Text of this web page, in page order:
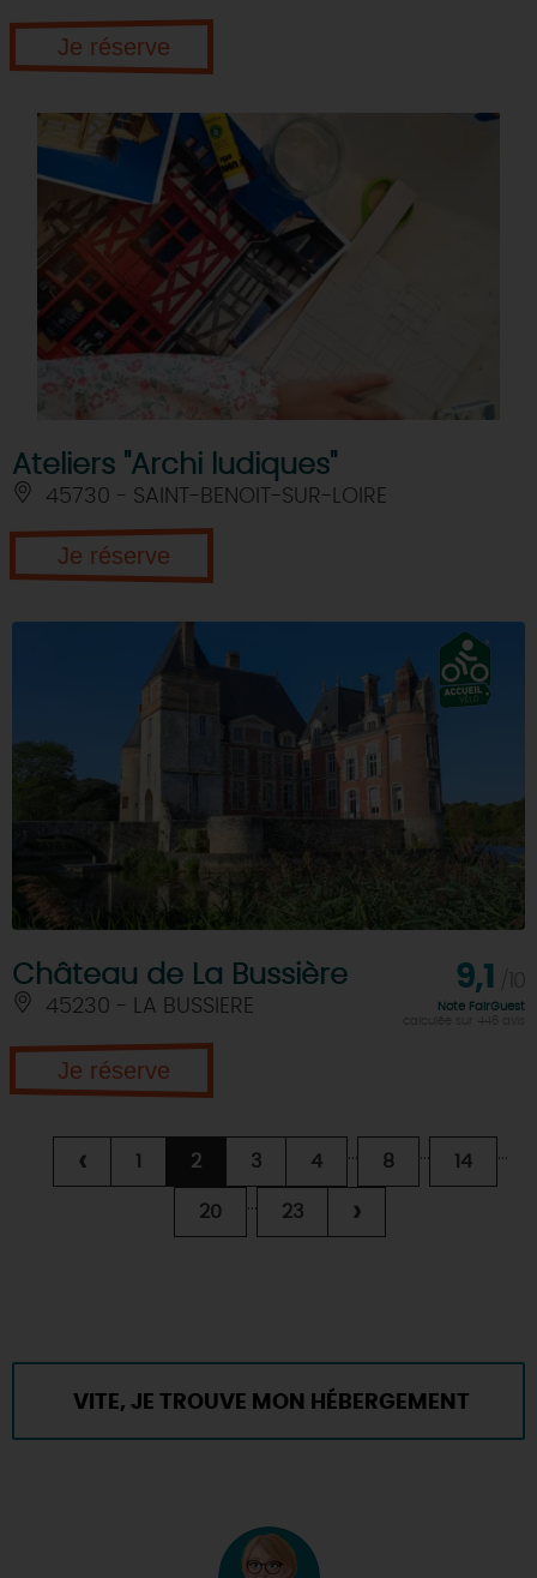
Je réserve
Ateliers "Archi ludiques"
45730 - SAINT-BENOIT-SUR-LOIRE
Je réserve
Château de La Bussière
45230 - LA BUSSIERE
9,1
Note FairGuest
Je réserve
‹ 1 2 3 4 ... 8 ... 14 ...
20 ... 23 ›
VITE, JE TROUVE MON HÉBERGEMENT